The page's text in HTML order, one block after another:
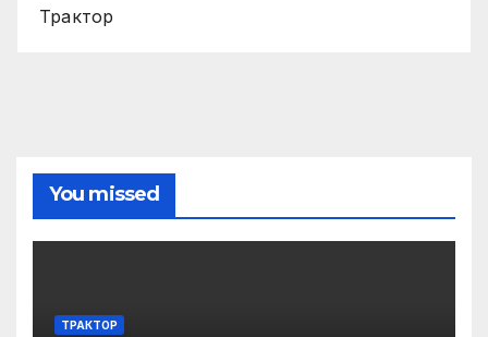
Трактор
You missed
ТРАКТОР